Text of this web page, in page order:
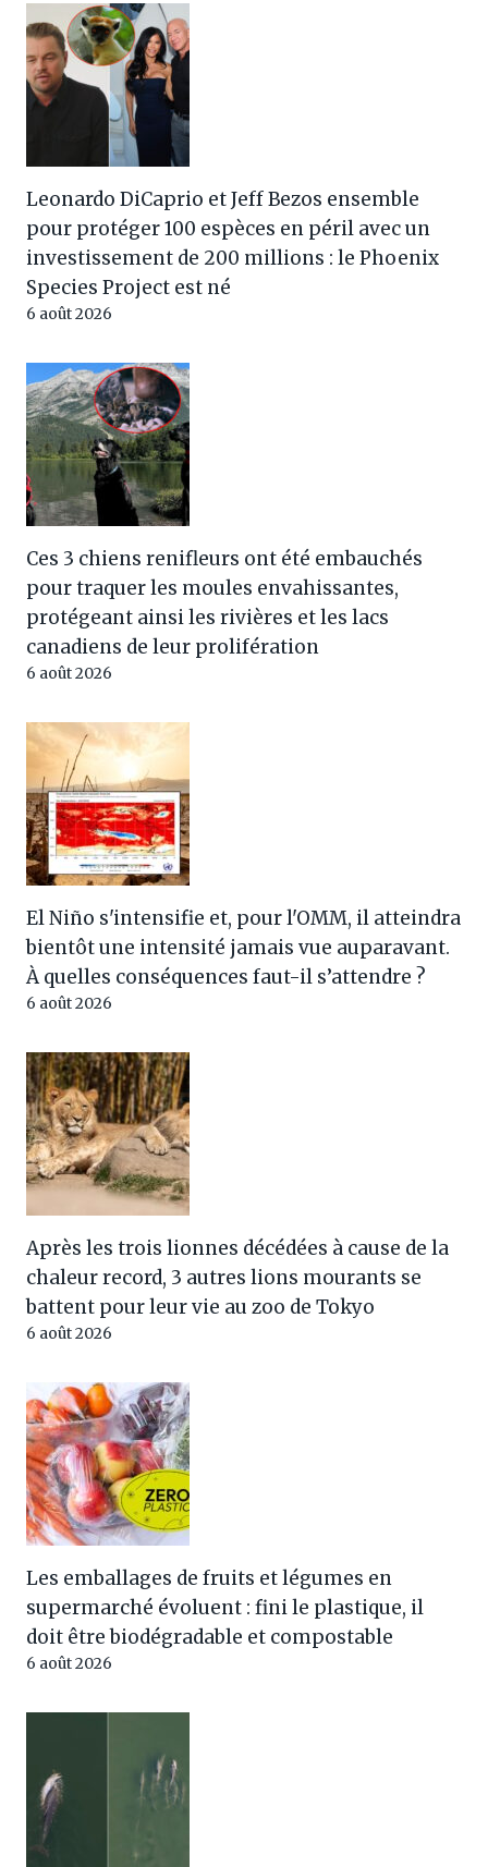
Leonardo DiCaprio et Jeff Bezos ensemble
pour protéger 100 espèces en péril avec un
investissement de 200 millions : le Phoenix
Species Project est né
6 août 2026
Ces 3 chiens renifleurs ont été embauchés
pour traquer les moules envahissantes,
protégeant ainsi les rivières et les lacs
canadiens de leur prolifération
6 août 2026
El Niño s'intensifie et, pour l'OMM, il atteindra
bientôt une intensité jamais vue auparavant.
À quelles conséquences faut-il s’attendre ?
6 août 2026
Après les trois lionnes décédées à cause de la
chaleur record, 3 autres lions mourants se
battent pour leur vie au zoo de Tokyo
6 août 2026
Les emballages de fruits et légumes en
supermarché évoluent : fini le plastique, il
doit être biodégradable et compostable
6 août 2026